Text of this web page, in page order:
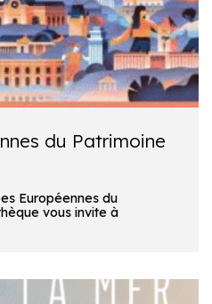
du Patrimoine
Européennes du
vous invite à